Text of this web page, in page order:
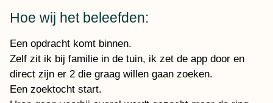
Hoe wij het beleefden:
Een opdracht komt binnen.
Zelf zit ik bij familie in de tuin, ik zet de app door en
direct zijn er 2 die graag willen gaan zoeken.
Een zoektocht start.